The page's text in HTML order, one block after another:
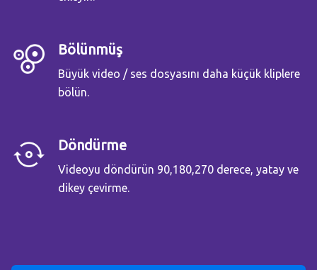
Bölünmüş
Büyük video / ses dosyasını daha küçük kliplere
bölün.
Döndürme
Videoyu döndürün 90,180,270 derece, yatay ve
dikey çevirme.